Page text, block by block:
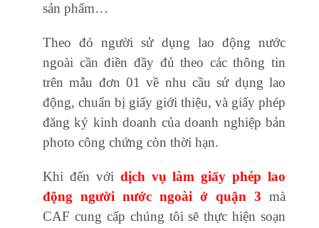
sản phẩm…
Theo đó người sử dụng lao động nước
ngoài cần điền đầy đủ theo các thông tin
trên mẫu đơn 01 về nhu cầu sử dụng lao
động, chuẩn bị giấy giới thiệu, và giấy phép
đăng ký kinh doanh của doanh nghiệp bản
photo công chứng còn thời hạn.
Khi đến với dịch vụ làm giấy phép lao
động người nước ngoài ở quận 3 mà
CAF cung cấp chúng tôi sẽ thực hiện soạn